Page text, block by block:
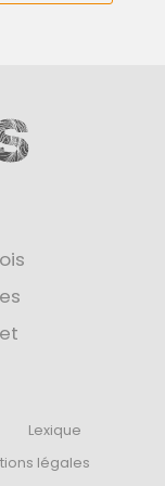
Lexique
légales